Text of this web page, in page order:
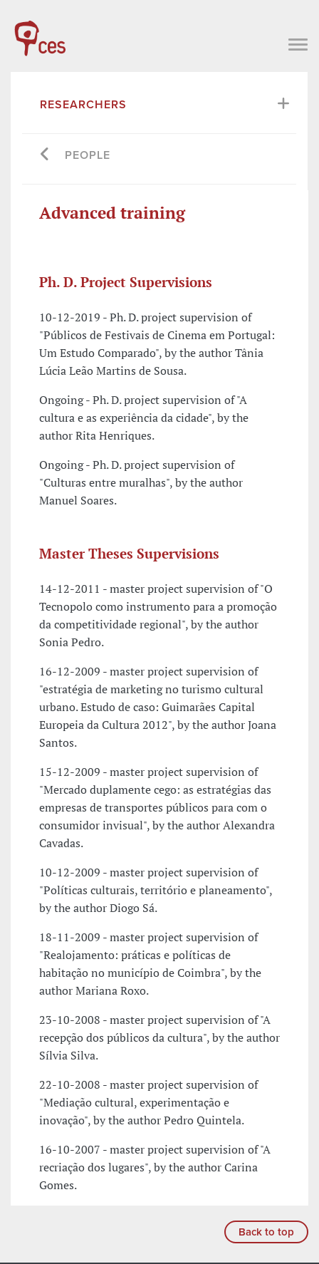
RESEARCHERS
PEOPLE
Advanced training
Ph. D. Project Supervisions
10-12-2019 - Ph. D. project supervision of
"Públicos de Festivais de Cinema em Portugal:
Um Estudo Comparado", by the author Tânia
Lúcia Leão Martins de Sousa.
Ongoing - Ph. D. project supervision of "A
cultura e as experiência da cidade", by the
author Rita Henriques.
Ongoing - Ph. D. project supervision of
"Culturas entre muralhas", by the author
Manuel Soares.
Master Theses Supervisions
14-12-2011 - master project supervision of "O
Tecnopolo como instrumento para a promoção
da competitividade regional", by the author
Sonia Pedro.
16-12-2009 - master project supervision of
"estratégia de marketing no turismo cultural
urbano. Estudo de caso: Guimarães Capital
Europeia da Cultura 2012", by the author Joana
Santos.
15-12-2009 - master project supervision of
"Mercado duplamente cego: as estratégias das
empresas de transportes públicos para com o
consumidor invisual", by the author Alexandra
Cavadas.
10-12-2009 - master project supervision of
"Políticas culturais, território e planeamento",
by the author Diogo Sá.
18-11-2009 - master project supervision of
"Realojamento: práticas e políticas de
habitação no município de Coimbra", by the
author Mariana Roxo.
23-10-2008 - master project supervision of "A
recepção dos públicos da cultura", by the author
Sílvia Silva.
22-10-2008 - master project supervision of
"Mediação cultural, experimentação e
inovação", by the author Pedro Quintela.
16-10-2007 - master project supervision of "A
recriação dos lugares", by the author Carina
Gomes.
Back to top